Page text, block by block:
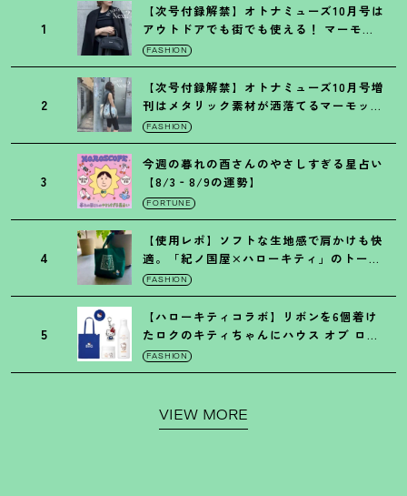
1
【次号付録解禁】オトナミューズ10月号は
アウトドアでも街でも使える ！ マーモッ
トの黒ショルダー
FASHION
2
【次号付録解禁】オトナミューズ10月号増
刊はメタリック素材が洒落てるマーモット
の保冷バッグ
FASHION
3
今週の暮れの酉さんのやさしすぎる星占い
【8/3‐8/9の運勢】
FORTUNE
4
【使用レポ】ソフトな生地感で肩かけも快
適。「紀ノ国屋×ハローキティ」のトート
がガシガシ使えて最高です
FASHION
5
【ハローキティコラボ】リボンを6個着け
たロクのキティちゃんにハウス オブ ロー
ゼの限定パケも
FASHION
VIEW MORE